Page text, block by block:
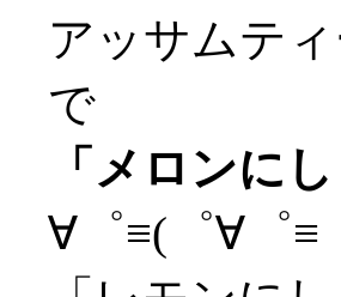
アッサムテ
で
「メロンに
∀゜≡(゜∀゜